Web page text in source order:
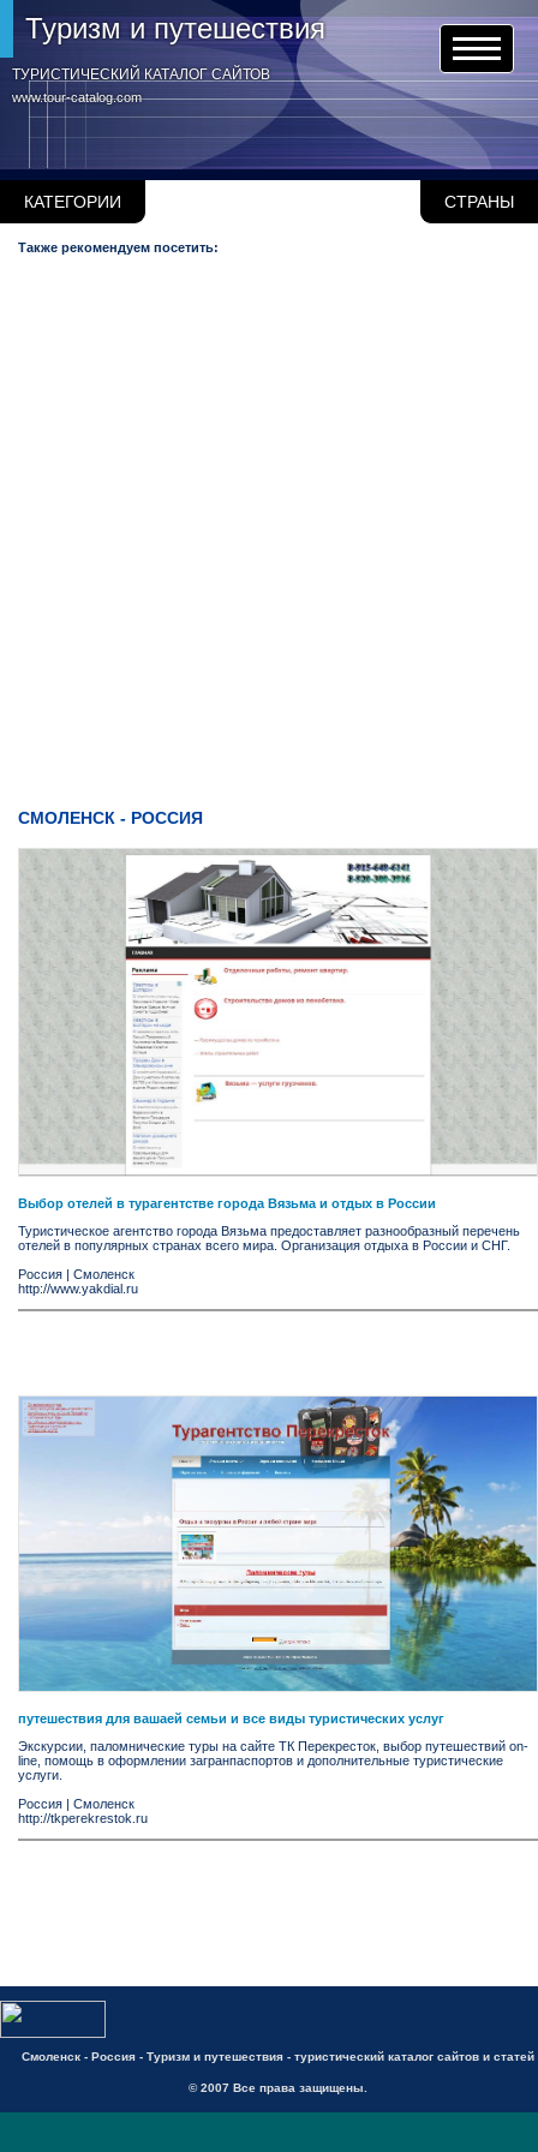
www.tour-catalog.com
Туризм и путешествия
ТУРИСТИЧЕСКИЙ КАТАЛОГ САЙТОВ
КАТЕГОРИИ СТРАНЫ
Также рекомендуем посетить:
СМОЛЕНСК - РОССИЯ
Выбор отелей в турагентстве города Вязьма и отдых в России
Туристическое агентство города Вязьма предоставляет разнообразный перечень
отелей в популярных странах всего мира. Организация отдыха в России и СНГ.
Россия | Смоленск
http://www.yakdial.ru
путешествия для вашаей семьи и все виды туристических услуг
Экскурсии, паломнические туры на сайте ТК Перекресток, выбор путешествий on-
line, помощь в оформлении загранпаспортов и дополнительные туристические
услуги.
Россия | Смоленск
http://tkperekrestok.ru
Смоленск - Россия - Туризм и путешествия - туристический каталог сайтов и статей
© 2007 Все права защищены.